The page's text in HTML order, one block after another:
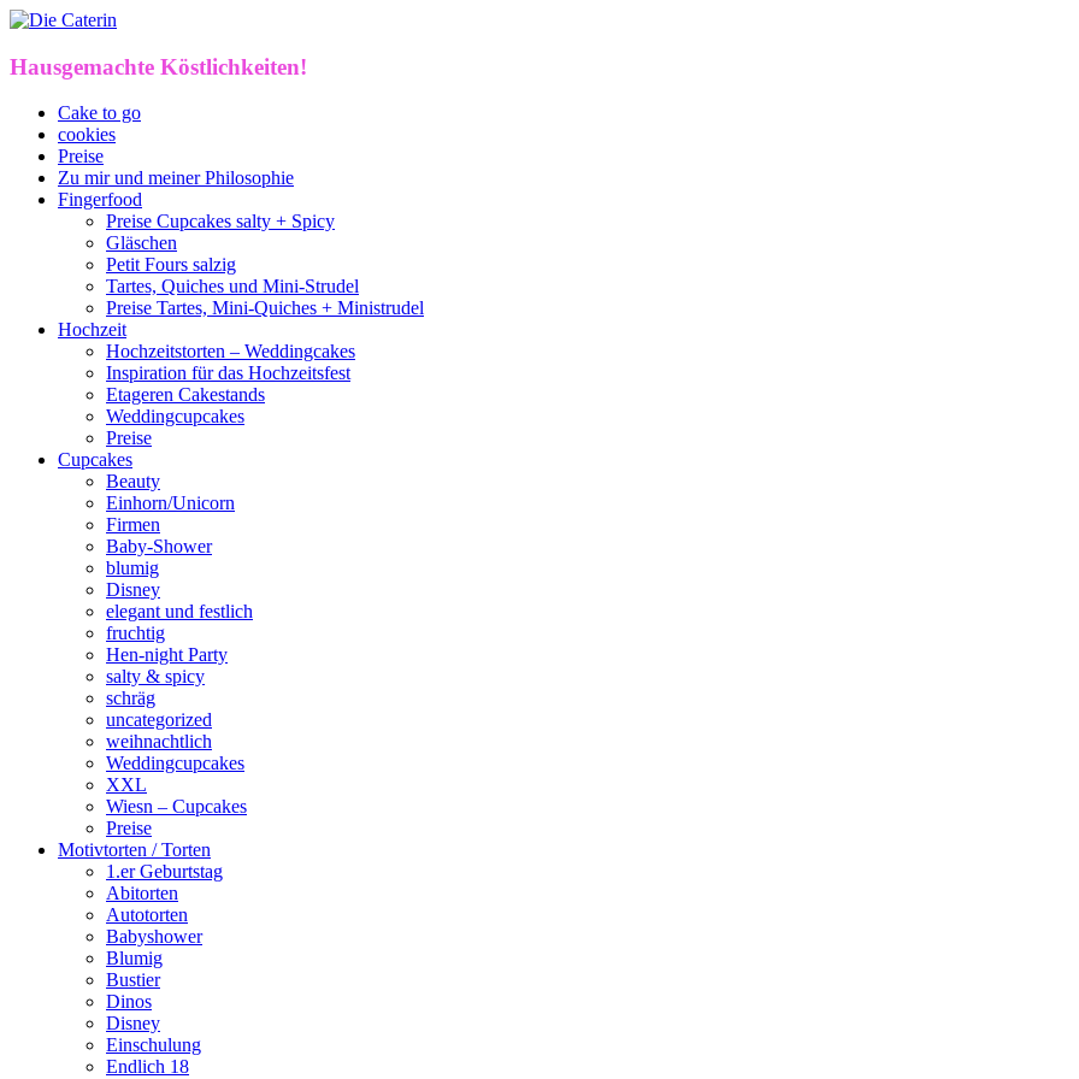
Hausgemachte Köstlichkeiten!
Cake to go
cookies
Preise
Zu mir und meiner Philosophie
Fingerfood
Preise Cupcakes salty + Spicy
Gläschen
Petit Fours salzig
Tartes, Quiches und Mini-Strudel
Preise Tartes, Mini-Quiches + Ministrudel
Hochzeit
Hochzeitstorten – Weddingcakes
Inspiration für das Hochzeitsfest
Etageren Cakestands
Weddingcupcakes
Preise
Cupcakes
Beauty
Einhorn/Unicorn
Firmen
Baby-Shower
blumig
Disney
elegant und festlich
fruchtig
Hen-night Party
salty & spicy
schräg
uncategorized
weihnachtlich
Weddingcupcakes
XXL
Wiesn – Cupcakes
Preise
Motivtorten / Torten
1.er Geburtstag
Abitorten
Autotorten
Babyshower
Blumig
Bustier
Dinos
Disney
Einschulung
Endlich 18